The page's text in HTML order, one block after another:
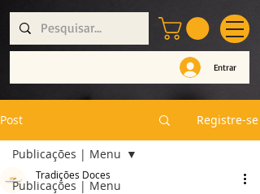
Entrar
Post Registre-se
Publicações | Menu
Publicações | Menu
Tradições Doces